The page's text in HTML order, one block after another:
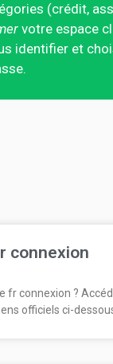
(crédit,
votre espace
identifier et
connexion
fr connexion ?
officiels ci-